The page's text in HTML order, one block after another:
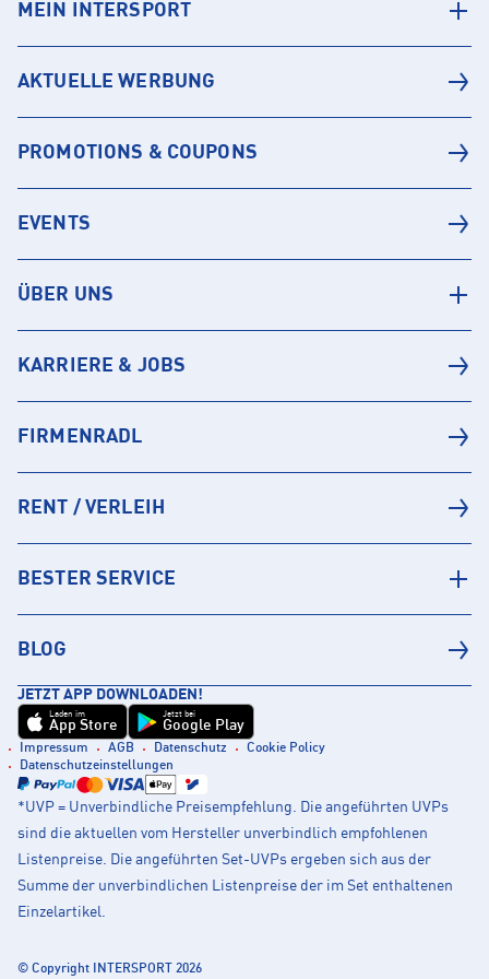
MEIN INTERSPORT
AKTUELLE WERBUNG
PROMOTIONS & COUPONS
EVENTS
ÜBER UNS
KARRIERE & JOBS
FIRMENRADL
RENT / VERLEIH
BESTER SERVICE
BLOG
JETZT APP DOWNLOADEN!
Laden im
App Store
Jetzt bei
Google Play
Impressum AGB Datenschutz
Cookie Policy
Datenschutzeinstellungen
*UVP = Unverbindliche Preisempfehlung. Die angeführten UVPs
sind die aktuellen vom Hersteller unverbindlich empfohlenen
Listenpreise. Die angeführten Set-UVPs ergeben sich aus der
Summe der unverbindlichen Listenpreise der im Set enthaltenen
Einzelartikel.
© Copyright INTERSPORT 2026